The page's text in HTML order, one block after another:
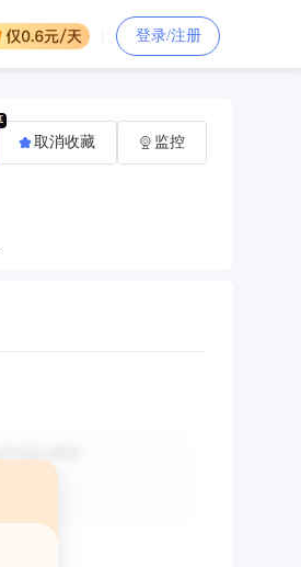
登录/注册
取消收藏 监控